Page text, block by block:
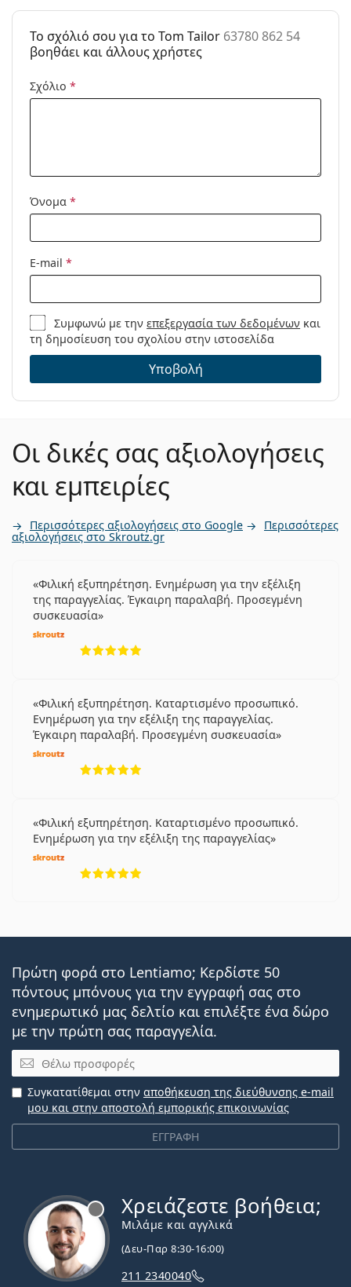
Μάρκα:
Tom Tailor
63780 862 54
To σχόλιό σου για το Tom Tailor 63780 862 54
βοηθάει και άλλους χρήστες
Σχόλιο *
Όνομα *
E-mail *
Συμφωνώ με τηνεπεξεργασία των δεδομένων και
τη δημοσίευση του σχολίου στην ιστοσελίδα
Υποβολή
Οι δικές σας αξιολογήσεις
και εμπειρίες
Περισσότερες αξιολογήσεις στο Google Περισσότερες
αξιολογήσεις στο Skroutz.gr
Φιλική εξυπηρέτηση. Ενημέρωση για την εξέλιξη
της παραγγελίας. Έγκαιρη παραλαβή. Προσεγμένη
συσκευασία
Φιλική εξυπηρέτηση. Καταρτισμένο προσωπικό.
Ενημέρωση για την εξέλιξη της παραγγελίας.
Έγκαιρη παραλαβή. Προσεγμένη συσκευασία
Φιλική εξυπηρέτηση. Καταρτισμένο προσωπικό.
Ενημέρωση για την εξέλιξη της παραγγελίας
Πρώτη φορά στο Lentiamo; Κερδίστε 50
πόντους μπόνους για την εγγραφή σας στο
ενημερωτικό μας δελτίο και επιλέξτε ένα δώρο
με την πρώτη σας παραγγελία.
Email
ΕΓΓΡΑΦΗ
Συγκατατίθεμαι στην αποθήκευση της διεύθυνσης e-mail
μου και στην αποστολή εμπορικής επικοινωνίας
Χρειάζεστε βοήθεια;
Μιλάμε και αγγλικά
(Δευ-Παρ 8:30-16:00)
211 2340040